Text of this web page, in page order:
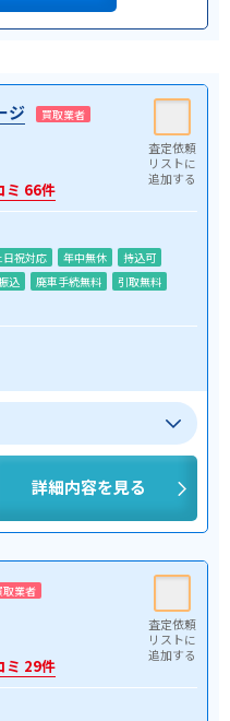
ジ 買取業者
ミ 66件
日祝対応 年中無休
持込可
込 廃車手続無料
引取無料
詳細内容を見る
取業者
ミ 29件